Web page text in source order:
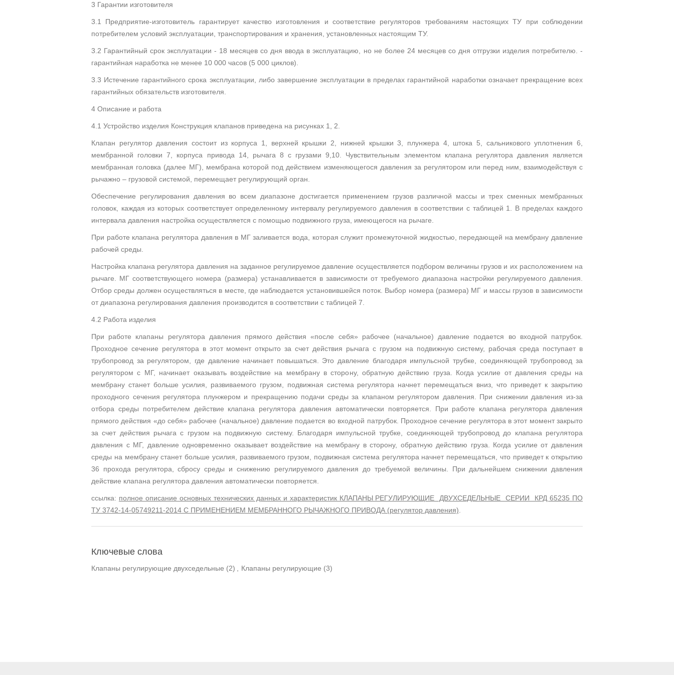
3 Гарантии изготовителя
3.1 Предприятие-изготовитель гарантирует качество изготовления и соответствие регуляторов требованиям настоящих ТУ при соблюдении
потребителем условий эксплуатации, транспортирования и хранения, установленных настоящим ТУ.
3.2 Гарантийный срок эксплуатации - 18 месяцев со дня ввода в эксплуатацию, но не более 24 месяцев со дня отгрузки изделия потребителю. -
гарантийная наработка не менее 10 000 часов (5 000 циклов).
3.3 Истечение гарантийного срока эксплуатации, либо завершение эксплуатации в пределах гарантийной наработки означает прекращение всех
гарантийных обязательств изготовителя.
4 Описание и работа
4.1 Устройство изделия Конструкция клапанов приведена на рисунках 1, 2.
Клапан регулятор давления состоит из корпуса 1, верхней крышки 2, нижней крышки 3, плунжера 4, штока 5, сальникового уплотнения 6,
мембранной головки 7, корпуса привода 14, рычага 8 с грузами 9,10. Чувствительным элементом клапана регулятора давления является
мембранная головка (далее МГ), мембрана которой под действием изменяющегося давления за регулятором или перед ним, взаимодействуя с
рычажно – грузовой системой, перемещает регулирующий орган.
Обеспечение регулирования давления во всем диапазоне достигается применением грузов различной массы и трех сменных мембранных
головок, каждая из которых соответствует определенному интервалу регулируемого давления в соответствии с таблицей 1. В пределах каждого
интервала давления настройка осуществляется с помощью подвижного груза, имеющегося на рычаге.
При работе клапана регулятора давления в МГ заливается вода, которая служит промежуточной жидкостью, передающей на мембрану давление
рабочей среды.
Настройка клапана регулятора давления на заданное регулируемое давление осуществляется подбором величины грузов и их расположением на
рычаге. МГ соответствующего номера (размера) устанавливается в зависимости от требуемого диапазона настройки регулируемого давления.
Отбор среды должен осуществляться в месте, где наблюдается установившейся поток. Выбор номера (размера) МГ и массы грузов в зависимости
от диапазона регулирования давления производится в соответствии с таблицей 7.
4.2 Работа изделия
При работе клапаны регулятора давления прямого действия «после себя» рабочее (начальное) давление подается во входной патрубок.
Проходное сечение регулятора в этот момент открыто за счет действия рычага с грузом на подвижную систему, рабочая среда поступает в
трубопровод за регулятором, где давление начинает повышаться. Это давление благодаря импульсной трубке, соединяющей трубопровод за
регулятором с МГ, начинает оказывать воздействие на мембрану в сторону, обратную действию груза. Когда усилие от давления среды на
мембрану станет больше усилия, развиваемого грузом, подвижная система регулятора начнет перемещаться вниз, что приведет к закрытию
проходного сечения регулятора плунжером и прекращению подачи среды за клапаном регулятором давления. При снижении давления из-за
отбора среды потребителем действие клапана регулятора давления автоматически повторяется. При работе клапана регулятора давления
прямого действия «до себя» рабочее (начальное) давление подается во входной патрубок. Проходное сечение регулятора в этот момент закрыто
за счет действия рычага с грузом на подвижную систему. Благодаря импульсной трубке, соединяющей трубопровод до клапана регулятора
давления с МГ, давление одновременно оказывает воздействие на мембрану в сторону, обратную действию груза. Когда усилие от давления
среды на мембрану станет больше усилия, развиваемого грузом, подвижная система регулятора начнет перемещаться, что приведет к открытию
36 прохода регулятора, сбросу среды и снижению регулируемого давления до требуемой величины. При дальнейшем снижении давления
действие клапана регулятора давления автоматически повторяется.
ссылка: полное описание основных технических данных и характеристик КЛАПАНЫ РЕГУЛИРУЮЩИЕ ДВУХСЕДЕЛЬНЫЕ СЕРИИ КРД 65235 ПО
ТУ 3742-14-05749211-2014 С ПРИМЕНЕНИЕМ МЕМБРАННОГО РЫЧАЖНОГО ПРИВОДА (регулятор давления).
Ключевые слова
Клапаны регулирующие двухседельные (2) , Клапаны регулирующие (3)